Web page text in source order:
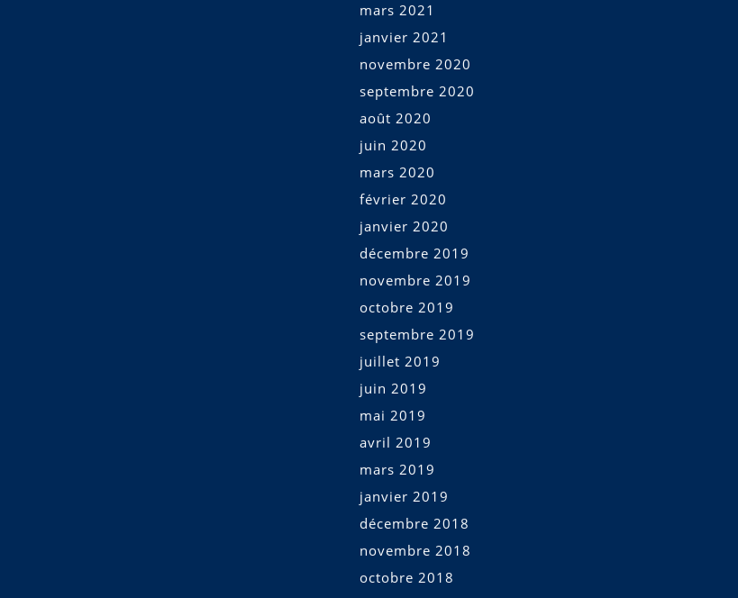
mars 2021
janvier 2021
novembre 2020
septembre 2020
août 2020
juin 2020
mars 2020
février 2020
janvier 2020
décembre 2019
novembre 2019
octobre 2019
septembre 2019
juillet 2019
juin 2019
mai 2019
avril 2019
mars 2019
janvier 2019
décembre 2018
novembre 2018
octobre 2018